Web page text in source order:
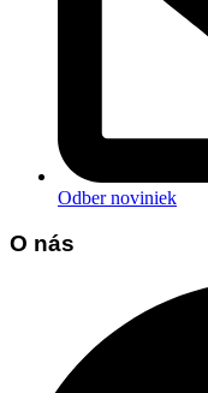
Odber noviniek
O nás